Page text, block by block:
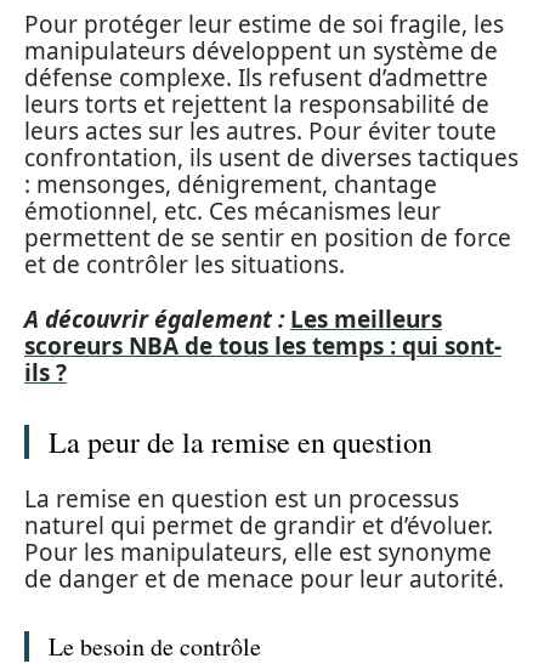
Pour protéger leur estime de soi fragile, les
manipulateurs développent un système de
défense complexe. Ils refusent d’admettre
leurs torts et rejettent la responsabilité de
leurs actes sur les autres. Pour éviter toute
confrontation, ils usent de diverses tactiques
: mensonges, dénigrement, chantage
émotionnel, etc. Ces mécanismes leur
permettent de se sentir en position de force
et de contrôler les situations.
A découvrir également : Les meilleurs
scoreurs NBA de tous les temps : qui sont-
ils ?
La peur de la remise en question
La remise en question est un processus
naturel qui permet de grandir et d’évoluer.
Pour les manipulateurs, elle est synonyme
de danger et de menace pour leur autorité.
Le besoin de contrôle